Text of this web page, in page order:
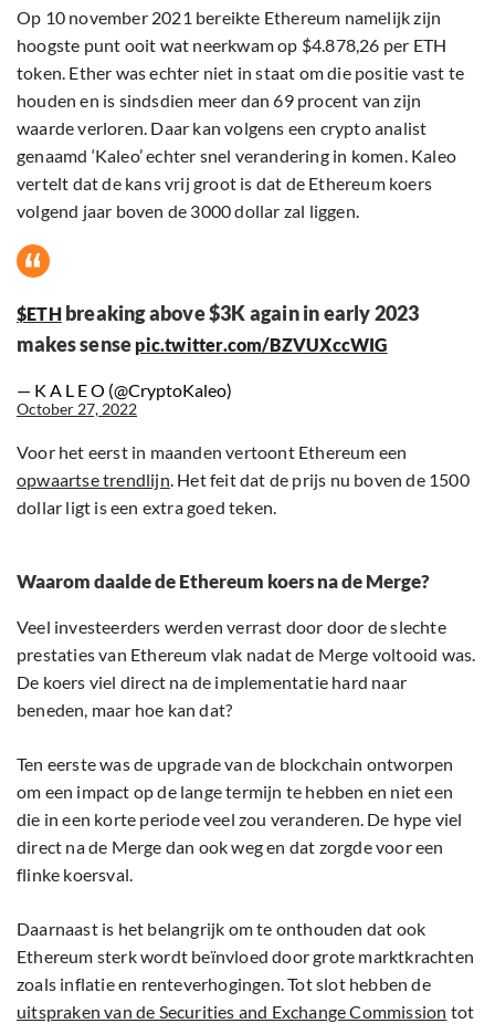
Op 10 november 2021 bereikte Ethereum namelijk zijn
hoogste punt ooit wat neerkwam op $4.878,26 per ETH
token. Ether was echter niet in staat om die positie vast te
houden en is sindsdien meer dan 69 procent van zijn
waarde verloren. Daar kan volgens een crypto analist
genaamd ‘Kaleo’ echter snel verandering in komen. Kaleo
vertelt dat de kans vrij groot is dat de Ethereum koers
volgend jaar boven de 3000 dollar zal liggen.
$ETHbreaking above $3K again in early 2023
makes sense pic.twitter.com/BZVUXccWIG
— K A L E O (@CryptoKaleo)
October 27, 2022
Voor het eerst in maanden vertoont Ethereum een
opwaartse trendlijn . Het feit dat de prijs nu boven de 1500
dollar ligt is een extra goed teken.
Waarom daalde de Ethereum koers na de Merge?
Veel investeerders werden verrast door door de slechte
prestaties van Ethereum vlak nadat de Merge voltooid was.
De koers viel direct na de implementatie hard naar
beneden, maar hoe kan dat?
Ten eerste was de upgrade van de blockchain ontworpen
om een ​​impact op de lange termijn te hebben en niet een
die in een korte periode veel zou veranderen. De hype viel
direct na de Merge dan ook weg en dat zorgde voor een
flinke koersval.
Daarnaast is het belangrijk om te onthouden dat ook
Ethereum sterk wordt beïnvloed door grote marktkrachten
zoals inflatie en renteverhogingen. Tot slot hebben de
uitspraken van de Securities and Exchange Commission tot